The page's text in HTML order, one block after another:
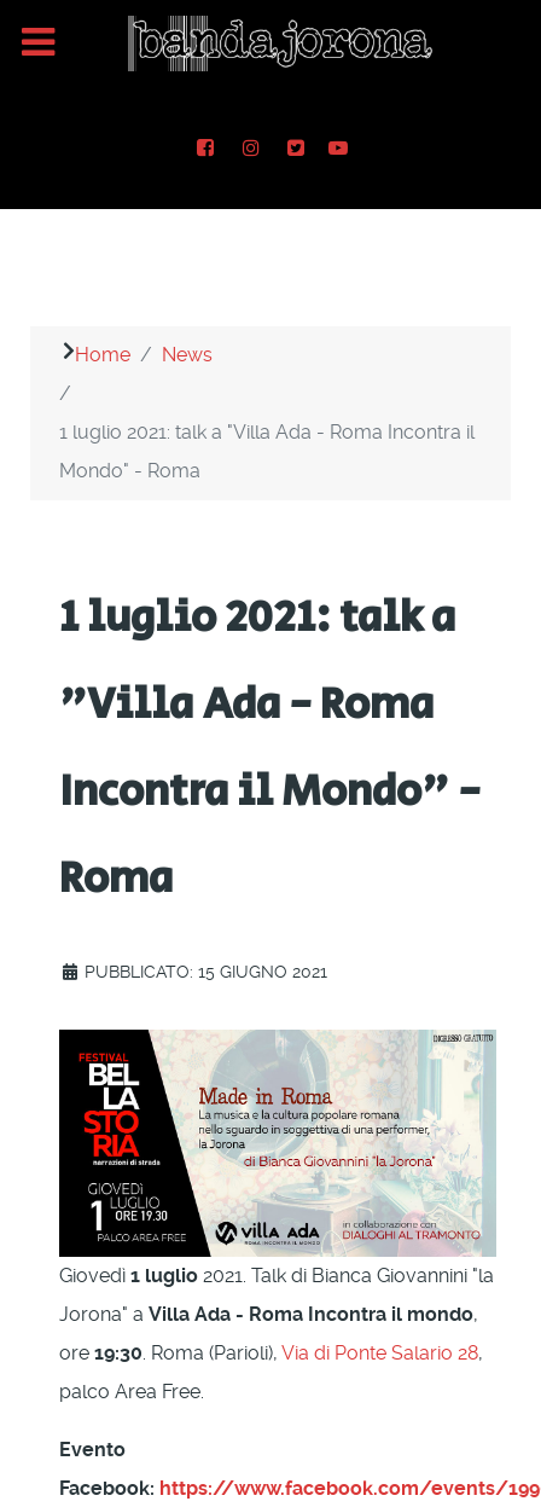
Home News
1 luglio 2021: talk a "Villa Ada - Roma Incontra il
Mondo" - Roma
1 luglio 2021: talk a
"Villa Ada - Roma
Incontra il Mondo" -
Roma
PUBBLICATO: 15 GIUGNO 2021
Giovedì 1 luglio 2021. Talk di Bianca Giovannini "la
Jorona" a Villa Ada - Roma Incontra il mondo,
ore 19:30. Roma (Parioli), Via di Ponte Salario 28,
palco Area Free.
Evento
Facebook: https://www.facebook.com/events/